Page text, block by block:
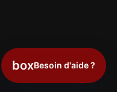
boxBesoin d'aide ?